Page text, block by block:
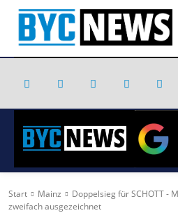
Start Mainz
Doppelsieg für SCHOTT -
zweifach ausgezeichnet